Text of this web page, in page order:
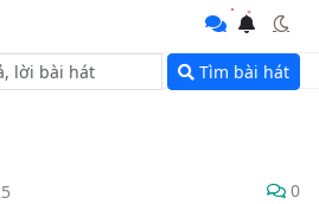
Tìm bài hát
0